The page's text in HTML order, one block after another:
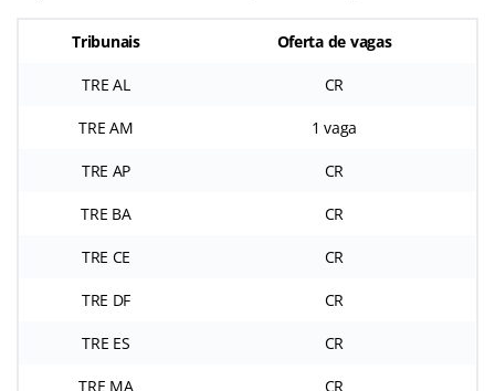
Tribunais Oferta de vagas
TRE AL CR
TRE AM 1 vaga
TRE AP CR
TRE BA CR
TRE CE CR
TRE DF CR
TRE ES CR
TRE MA CR